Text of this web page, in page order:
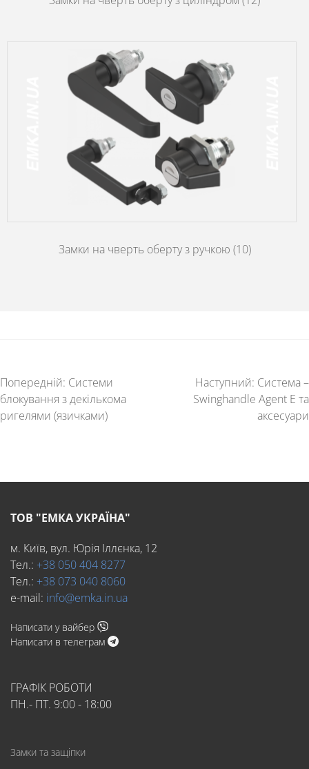
Замки на чверть оберту з ручкою (10)
Попередній: Системи
блокування з декількома
ригелями (язичками)
Наступний: Система –
Swinghandle Agent E та
аксесуари
ТОВ "ЕМКА УКРАЇНА"
м. Київ, вул. Юрія Іллєнка, 12
Тел.: +38 050 404 8277
Тел.: +38 073 040 8060
e-mail: info@emka.in.ua
Написати у вайбер
Написати в телеграм
ГРАФІК РОБОТИ
ПН.- ПТ. 9:00 - 18:00
Замки та защіпки